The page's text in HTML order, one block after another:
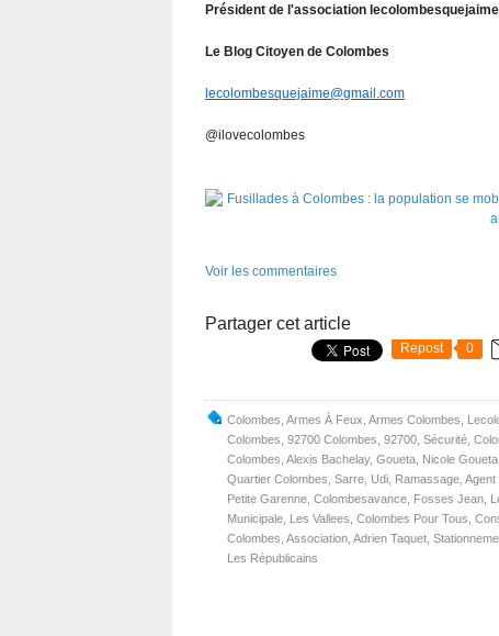
Président de l'association lecolombesquejaime
Le Blog Citoyen de Colombes
lecolombesquejaime@gmail.com
@ilovecolombes
Voir les commentaires
Partager cet article
Repost 0
Colombes Armes À Feux Armes Colombes
Colombes 92700 Colombes 92700 Sécurité
Colombes Alexis Bachelay, Goueta Nicole Goueta
Quartier Colombes Sarre Udi Ramassage Agent
Petite Garenne Colombesavance Fosses Jean
Municipale Les Vallees Colombes Pour Tous
Colombes Association Adrien Taquet
Les Républicains